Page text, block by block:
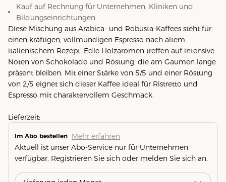
Kauf auf Rechnung für Unternehmen, Kliniken und
Bildungseinrichtungen
Diese Mischung aus Arabica- und Robusta-Kaffees steht für
einen kräftigen, vollmundigen Espresso nach altem
italienischem Rezept. Edle Holzaromen treffen auf intensive
Noten von Schokolade und Röstung, die am Gaumen lange
präsent bleiben. Mit einer Stärke von 5/5 und einer Röstung
von 2/5 eignet sich dieser Kaffee ideal für Ristretto und
Espresso mit charaktervollem Geschmack.
Lieferzeit:
Im Abo bestellen Mehr erfahren
Aktuell ist unser Abo-Service nur für Unternehmen
verfügbar. Registrieren Sie sich oder melden Sie sich an.